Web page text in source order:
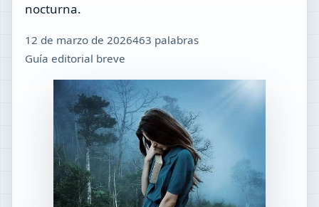
nocturna.
12 de marzo de 2026463 palabras
Guía editorial breve